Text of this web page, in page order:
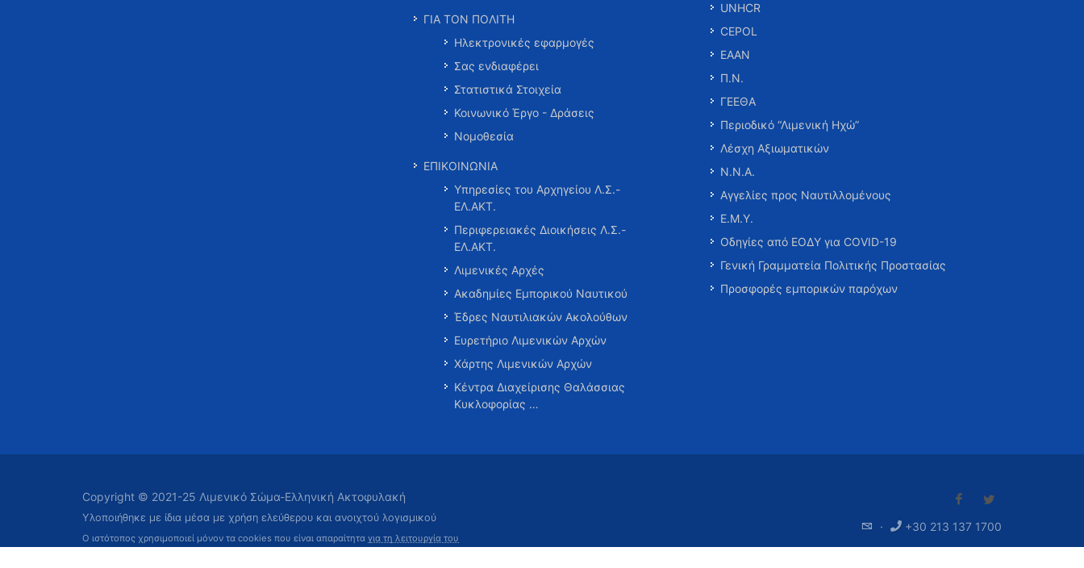
ΓΙΑ ΤΟΝ ΠΟΛΙΤΗ
Ηλεκτρονικές εφαρμογές
Σας ενδιαφέρει
Στατιστικά Στοιχεία
Κοινωνικό Έργο - Δράσεις
Νομοθεσία
ΕΠΙΚΟΙΝΩΝΙΑ
Υπηρεσίες του Αρχηγείου Λ.Σ.-
ΕΛ.ΑΚΤ.
Περιφερειακές Διοικήσεις Λ.Σ.-
ΕΛ.ΑΚΤ.
Λιμενικές Αρχές
Ακαδημίες Εμπορικού Ναυτικού
Έδρες Ναυτιλιακών Ακολούθων
Ευρετήριο Λιμενικών Αρχών
Χάρτης Λιμενικών Αρχών
Κέντρα Διαχείρισης Θαλάσσιας
Κυκλοφορίας …
UNHCR
CEPOL
ΕΑΑΝ
Π.Ν.
ΓΕΕΘΑ
Περιοδικό “Λιμενική Ηχώ”
Λέσχη Αξιωματικών
Ν.Ν.Α.
Αγγελίες προς Ναυτιλλομένους
Ε.Μ.Υ.
Οδηγίες από ΕΟΔΥ για COVID-19
Γενική Γραμματεία Πολιτικής Προστασίας
Προσφορές εμπορικών παρόχων
Copyright © 2021-25 Λιμενικό Σώμα-Ελληνική Ακτοφυλακή
Υλοποιήθηκε με ίδια μέσα με χρήση ελεύθερου και ανοιχτού λογισμικού
Ο ιστότοπος χρησιμοποιεί μόνον τα cookies που είναι απαραίτητα για τη λειτουργία του
· +30 213 137 1700